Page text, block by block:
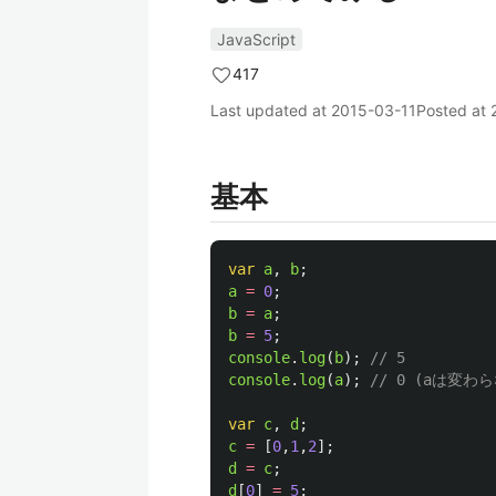
JavaScript
417
Last updated at 2015-03-11Posted at
基本
var a, b;
a = 0;
b = a;
b = 5;
console. log( b);
// 5
console. log(a); // 0 (aは変わ
var c, d ;
c = [0,1 ,2];
d
= c;
d [0] = 5;